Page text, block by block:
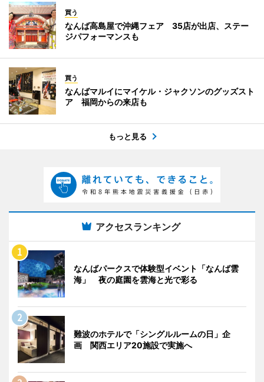
買う
なんば高島屋で沖縄フェア 35店が出店、ステー
ジパフォーマンスも
買う
なんばマルイにマイケル・ジャクソンのグッズスト
ア 福岡からの来店も
もっと見る
アクセスランキング
なんばパークスで体験型イベント「なんば雲
海」 夜の庭園を雲海と光で彩る
難波のホテルで「シングルルームの日」企
画 関西エリア20施設で実施へ